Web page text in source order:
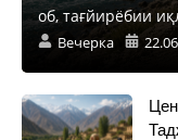
об, тағйирёбии
Вечерка